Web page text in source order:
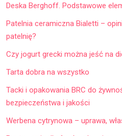
Deska Berghoff. Podstawowe
Patelnia ceramiczna Bialetti –
patelnię?
Czy jogurt grecki można jeść na
Tarta dobra na wszystko
Tacki i opakowania BRC do
bezpieczeństwa i jakości
Werbena cytrynowa – uprawa,